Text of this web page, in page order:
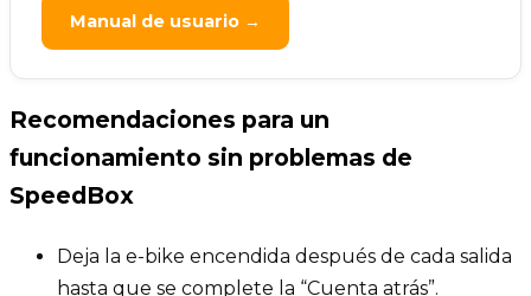
Manual de usuario →
Recomendaciones para un
funcionamiento sin problemas de
SpeedBox
Deja la e-bike encendida después de cada salida
hasta que se complete la “Cuenta atrás”.